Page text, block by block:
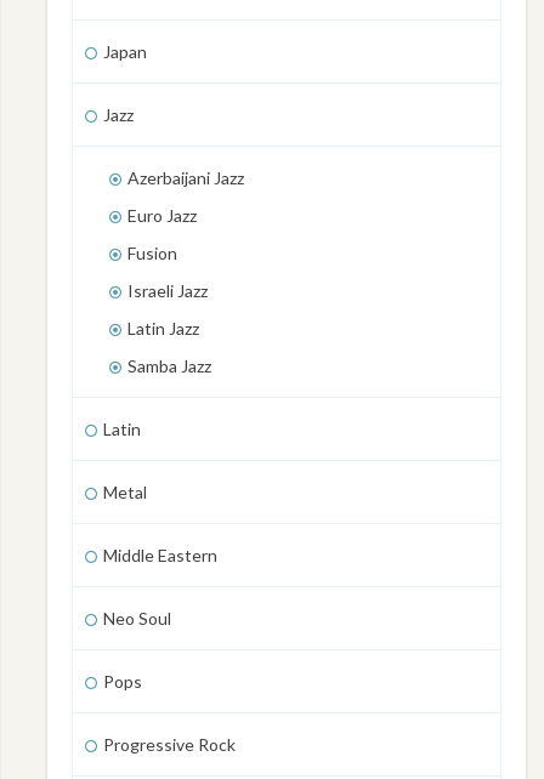
Japan
Jazz
Azerbaijani Jazz
Euro Jazz
Fusion
Israeli Jazz
Latin Jazz
Samba Jazz
Latin
Metal
Middle Eastern
Neo Soul
Pops
Progressive Rock